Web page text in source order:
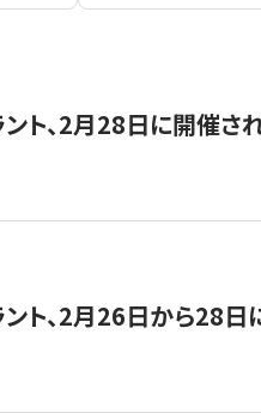
ト、2月28日に開催
ト、2月26日から28日